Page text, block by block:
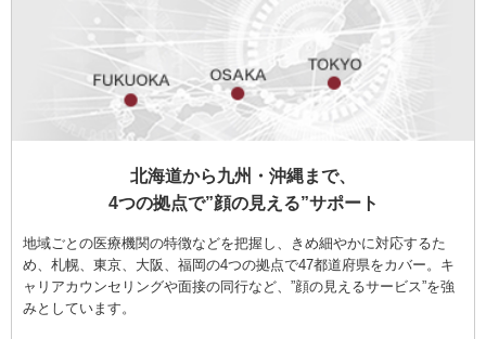
北海道から九州・沖縄まで、
4つの拠点で”顔の見える”サポート
地域ごとの医療機関の特徴などを把握し、きめ細やかに対応するた
め、札幌、東京、大阪、福岡の4つの拠点で47都道府県をカバー。キ
ャリアカウンセリングや面接の同行など、”顔の見えるサービス”を強
みとしています。